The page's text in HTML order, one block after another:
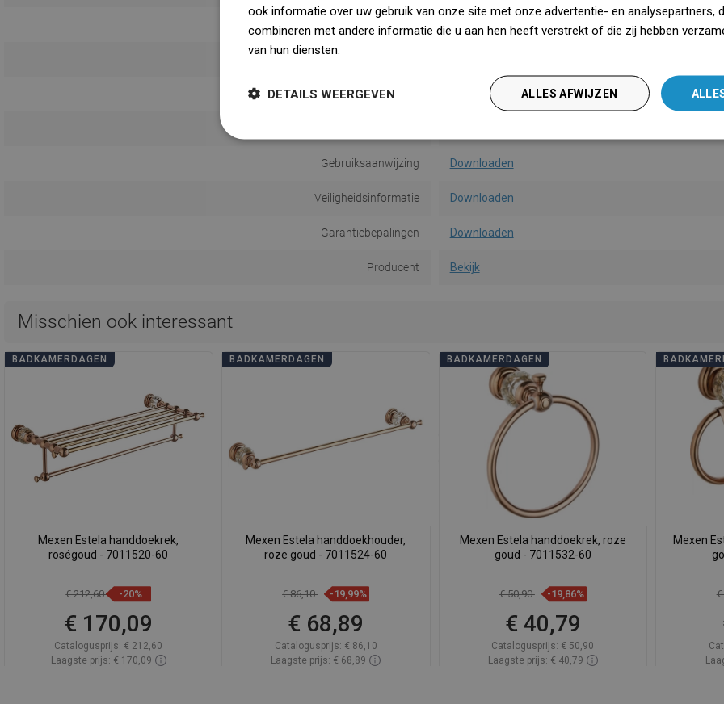
Vorm
Aantal
Gebruiksaanwijzing Downloaden
Veiligheidsinformatie Downloaden
Garantiebepalingen Downloaden
Producent Bekijk
Misschien ook interessant
BADKAMERDAGEN
Mexen Estela handdoekrek,
roségoud - 7011520-60
€ 212,60 -20%
€ 170,09
Catalogusprijs: € 212,60
Laagste prijs: € 170,09
BADKAMERDAGEN
Mexen Estela handdoekhouder,
roze goud - 7011524-60
€ 86,10 -19,99%
€ 68,89
Catalogusprijs: € 86,10
Laagste prijs: € 68,89
BADKAMERDAGEN
Mexen Estela handdoekrek, roze
goud - 7011532-60
€ 50,90 -19,86%
€ 40,79
Catalogusprijs: € 50,90
Laagste prijs: € 40,79
Mexen
ook informatie over uw gebruik van onze site met onze advertentie- en analysepartners,
combineren met andere informatie die u aan hen heeft verstrekt of die zij hebben
van hun diensten.
ALLES AFWIJZEN
DETAILS WEERGEVEN